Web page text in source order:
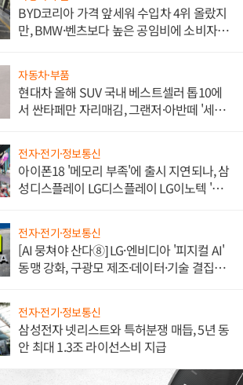
BYD코리아 가격 앞세워 수입차 4위 올랐지
만, BMW·벤츠보다 높은 공임비에 소비자
자동차·부품
현대차 올해 SUV 국내 베스트셀러 톱10에
서 싼타페만 자리매김, 그랜저·아반떼 '세단
전자·전기·정보통신
아이폰18 '메모리 부족'에 출시 지연되나, 삼
성디스플레이 LG디스플레이 LG이노텍 '탈
전자·전기·정보통신
[AI 뭉쳐야 산다⑧] LG·엔비디아 '피지컬 AI'
동맹 강화, 구광모 제조·데이터·기술 결집
전자·전기·정보통신
삼성전자 넷리스트와 특허분쟁 매듭, 5년 동
안 최대 1.3조 라이선스비 지급